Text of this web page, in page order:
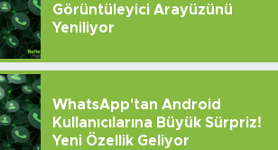
Görüntüleyici Arayüzünü
Yeniliyor
WhatsApp'tan Android
Kullanıcılarına Büyük Sürpriz!
Yeni Özellik Geliyor